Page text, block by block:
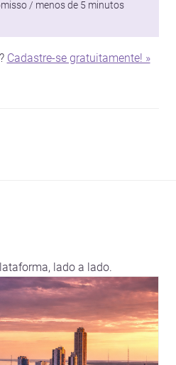
/ menos de 5 minutos
Cadastre-se gratuitamente! »
lado a lado.